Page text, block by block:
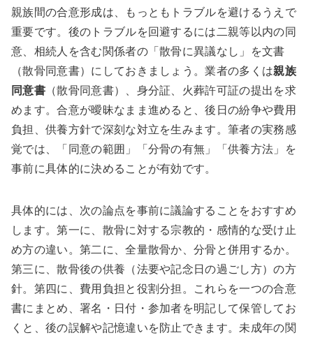
親族間の合意形成は、もっともトラブルを避けるうえで
重要です。後のトラブルを回避するには二親等以内の同
意、相続人を含む関係者の「散骨に異議なし」を文書
（散骨同意書）にしておきましょう。業者の多くは親族
同意書（散骨同意書）、身分証、火葬許可証の提出を求
めます。合意が曖昧なまま進めると、後日の紛争や費用
負担、供養方針で深刻な対立を生みます。筆者の実務感
覚では、「同意の範囲」「分骨の有無」「供養方法」を
事前に具体的に決めることが有効です。
具体的には、次の論点を事前に議論することをおすすめ
します。第一に、散骨に対する宗教的・感情的な受け止
め方の違い。第二に、全量散骨か、分骨と併用するか。
第三に、散骨後の供養（法要や記念日の過ごし方）の方
針。第四に、費用負担と役割分担。これらを一つの合意
書にまとめ、署名・日付・参加者を明記して保管してお
くと、後の誤解や記憶違いを防止できます。未成年の関